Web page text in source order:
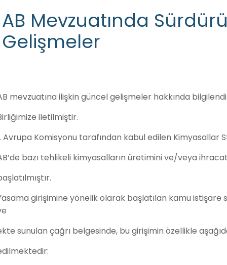
AB Mevzuatında
Gelişmeler
mevzuatına ilişkin güncel gelişmeler hakkında
iletilmiştir.
Avrupa Komisyonu tarafından kabul edilen Kimyasallar
bazı tehlikeli kimyasalların üretimini ve/veya
girişimine yönelik olarak başlatılan kamu istişare
sunulan çağrı belgesinde, bu girişimin özellikle